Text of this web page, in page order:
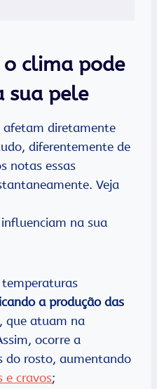
o clima pode
sua pele
afetam diretamente
diferentemente de
notas essas
Veja
na sua
a produção das
, que atuam na
ocorre a
do rosto, aumentando
e cravos;